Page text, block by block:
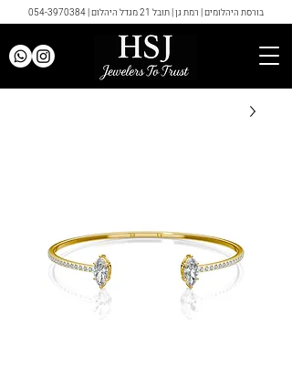
בורסת היהלומים | רמת גן | תובל 21 מגדל היהלום | 054-3970384